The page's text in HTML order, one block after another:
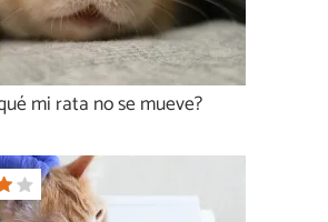
mi rata no se mueve?